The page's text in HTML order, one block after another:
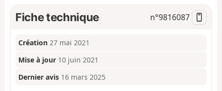
Fiche technique n°9816087
Création 27 mai 2021
Mise à jour 10 juin 2021
Dernier avis 16 mars 2025